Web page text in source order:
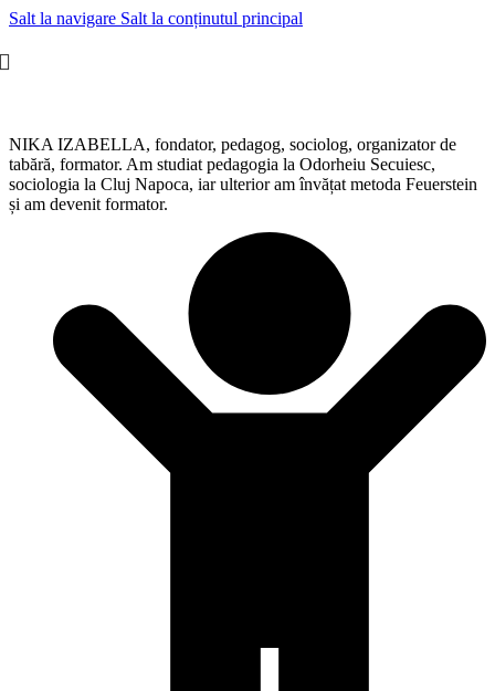
Salt la navigare Salt la conținutul principal
NIKA IZABELLA, fondator, pedagog, sociolog, organizator de
tabără, formator. Am studiat pedagogia la Odorheiu Secuiesc,
sociologia la Cluj Napoca, iar ulterior am învățat metoda Feuerstein
și am devenit formator.